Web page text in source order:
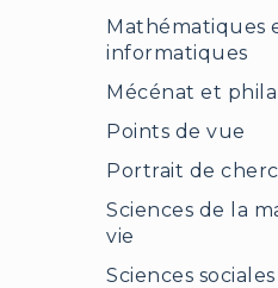
Mathématiques
informatiques
Mécénat et
Points de vue
Portrait de
Sciences de la
vie
Sciences